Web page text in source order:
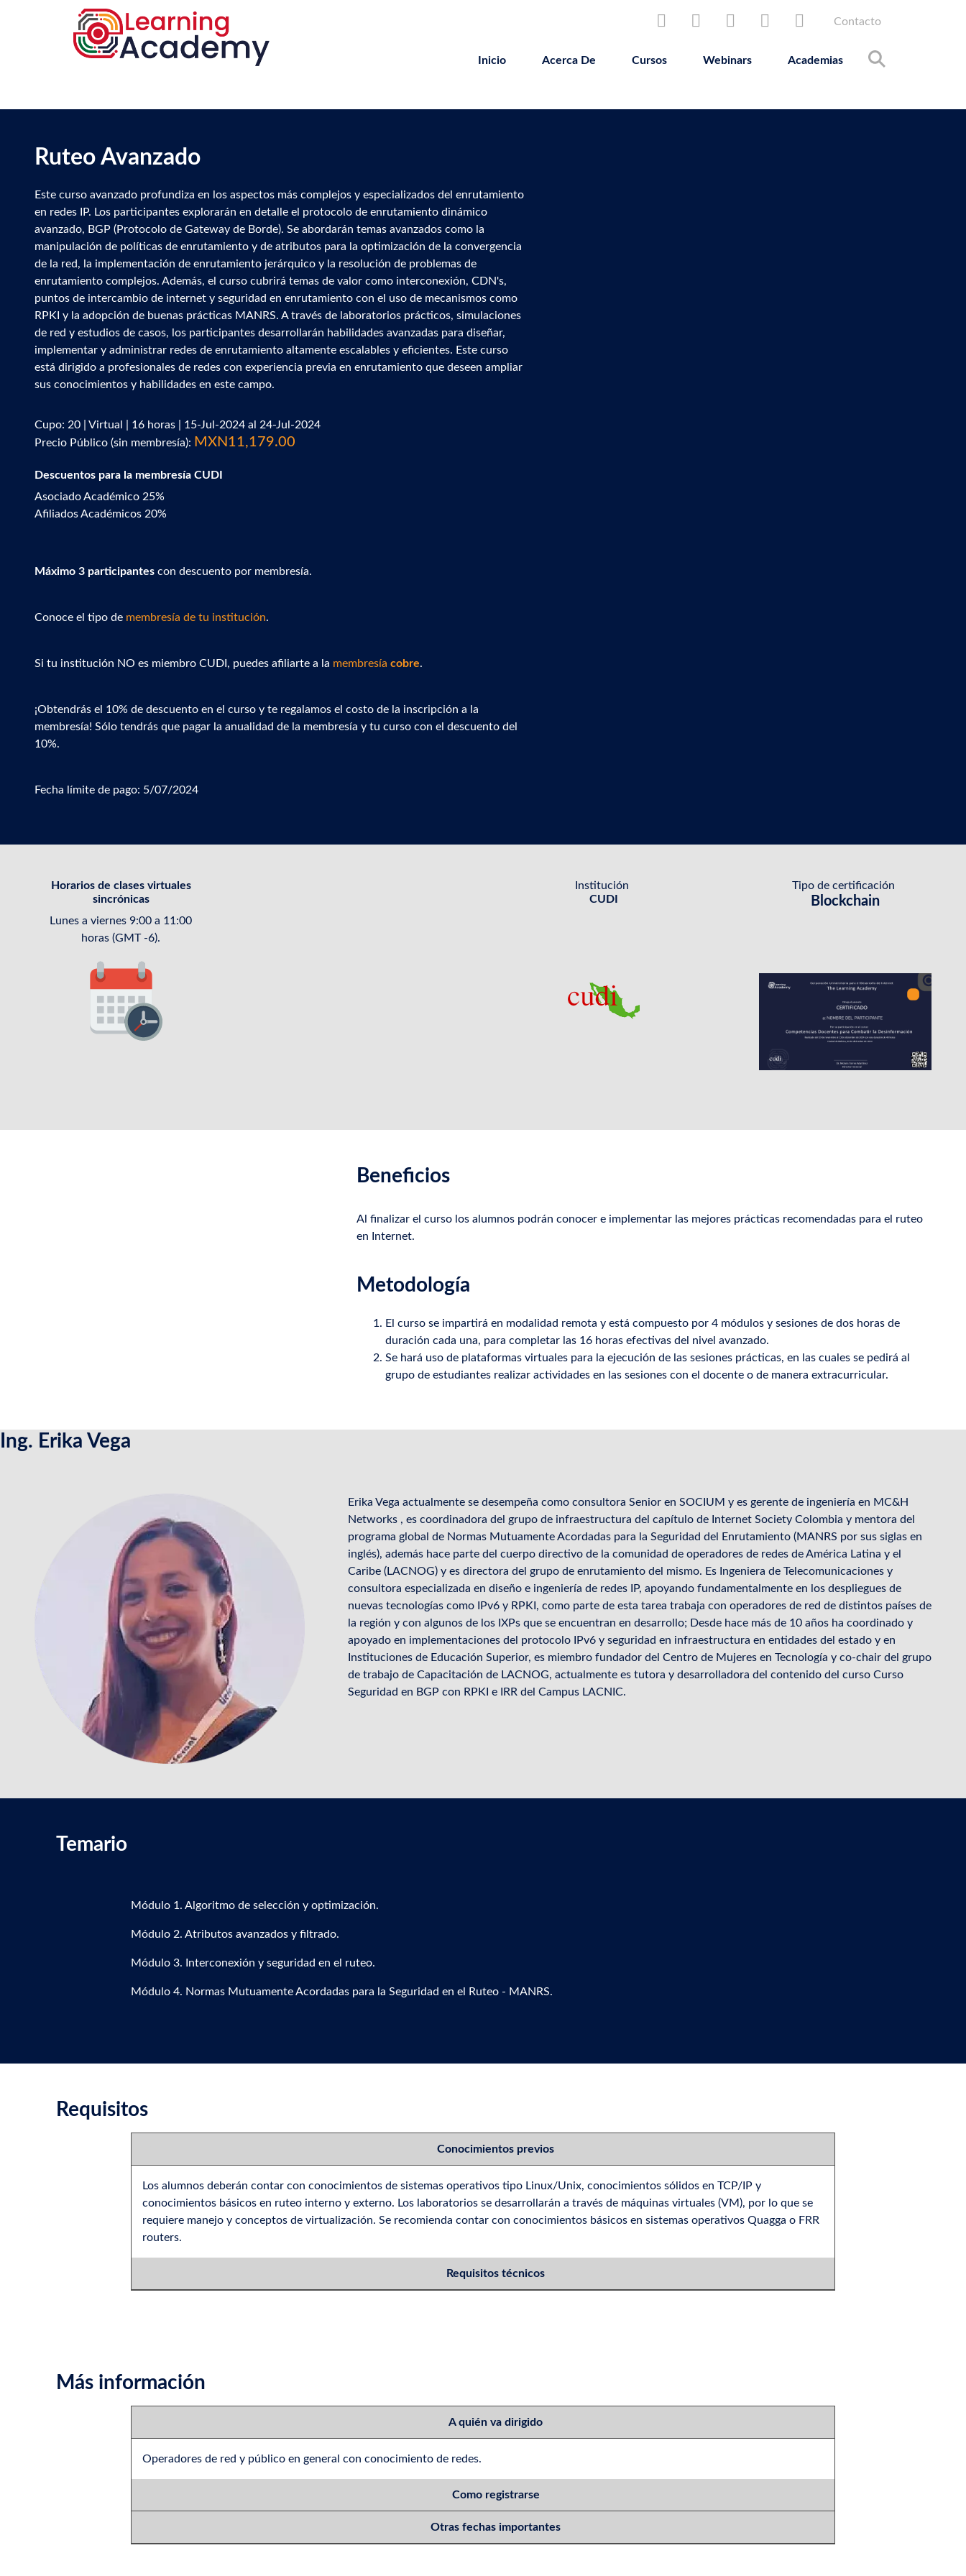
principal
Contacto
Inicio Acerca De Cursos Webinars Academias
Search
Ruteo Avanzado
Descripción
curso
Este curso avanzado profundiza en los aspectos más complejos y especializados del enrutamiento
en redes IP. Los participantes explorarán en detalle el protocolo de enrutamiento dinámico
avanzado, BGP (Protocolo de Gateway de Borde). Se abordarán temas avanzados como la
manipulación de políticas de enrutamiento y de atributos para la optimización de la convergencia
de la red, la implementación de enrutamiento jerárquico y la resolución de problemas de
enrutamiento complejos. Además, el curso cubrirá temas de valor como interconexión, CDN's,
puntos de intercambio de internet y seguridad en enrutamiento con el uso de mecanismos como
RPKI y la adopción de buenas prácticas MANRS. A través de laboratorios prácticos, simulaciones
de red y estudios de casos, los participantes desarrollarán habilidades avanzadas para diseñar,
implementar y administrar redes de enrutamiento altamente escalables y eficientes. Este curso
está dirigido a profesionales de redes con experiencia previa en enrutamiento que deseen ampliar
sus conocimientos y habilidades en este campo.
Cupo: 20 | Virtual | 16 horas | 15-Jul-2024 al 24-Jul-2024
Precio Público (sin membresía): MXN11,179.00
Descuentos para la membresía CUDI
Asociado Académico 25%
Afiliados Académicos 20%
Máximo 3 participantes con descuento por membresía.
Conoce el tipo de membresía de tu institución.
Si tu institución NO es miembro CUDI, puedes afiliarte a la membresía cobre.
¡Obtendrás el 10% de descuento en el curso y te regalamos el costo de la inscripción a la
membresía! Sólo tendrás que pagar la anualidad de la membresía y tu curso con el descuento del
10%.
Fecha límite de pago: 5/07/2024
Horarios de clases virtuales
sincrónicas
Lunes a viernes 9:00 a 11:00
horas (GMT -6).
Institución
CUDI
Tipo de certificación
Blockchain
icono
Beneficios
Al finalizar el curso los alumnos podrán conocer e implementar las mejores prácticas recomendadas para el ruteo
en Internet.
Metodología
El curso se impartirá en modalidad remota y está compuesto por 4 módulos y sesiones de dos horas de
duración cada una, para completar las 16 horas efectivas del nivel avanzado.
Se hará uso de plataformas virtuales para la ejecución de las sesiones prácticas, en las cuales se pedirá al
grupo de estudiantes realizar actividades en las sesiones con el docente o de manera extracurricular.
Ing. Erika Vega
Erika Vega actualmente se desempeña como consultora Senior en SOCIUM y es gerente de ingeniería en MC&H
Networks , es coordinadora del grupo de infraestructura del capítulo de Internet Society Colombia y mentora del
programa global de Normas Mutuamente Acordadas para la Seguridad del Enrutamiento (MANRS por sus siglas en
inglés), además hace parte del cuerpo directivo de la comunidad de operadores de redes de América Latina y el
Caribe (LACNOG) y es directora del grupo de enrutamiento del mismo. Es Ingeniera de Telecomunicaciones y
consultora especializada en diseño e ingeniería de redes IP, apoyando fundamentalmente en los despliegues de
nuevas tecnologías como IPv6 y RPKI, como parte de esta tarea trabaja con operadores de red de distintos países de
la región y con algunos de los IXPs que se encuentran en desarrollo; Desde hace más de 10 años ha coordinado y
apoyado en implementaciones del protocolo IPv6 y seguridad en infraestructura en entidades del estado y en
Instituciones de Educación Superior, es miembro fundador del Centro de Mujeres en Tecnología y co-chair del grupo
de trabajo de Capacitación de LACNOG, actualmente es tutora y desarrolladora del contenido del curso Curso
Seguridad en BGP con RPKI e IRR del Campus LACNIC.
Temario
Módulo 1. Algoritmo de selección y optimización.
Módulo 2. Atributos avanzados y filtrado.
Módulo 3. Interconexión y seguridad en el ruteo.
Módulo 4. Normas Mutuamente Acordadas para la Seguridad en el Ruteo - MANRS.
Requisitos
Conocimientos previos
Los alumnos deberán contar con conocimientos de sistemas operativos tipo Linux/Unix, conocimientos sólidos en TCP/IP y
conocimientos básicos en ruteo interno y externo. Los laboratorios se desarrollarán a través de máquinas virtuales (VM), por lo que se
requiere manejo y conceptos de virtualización. Se recomienda contar con conocimientos básicos en sistemas operativos Quagga o FRR
routers.
Requisitos técnicos
Más información
A quién va dirigido
Operadores de red y público en general con conocimiento de redes.
Como registrarse
Otras fechas importantes